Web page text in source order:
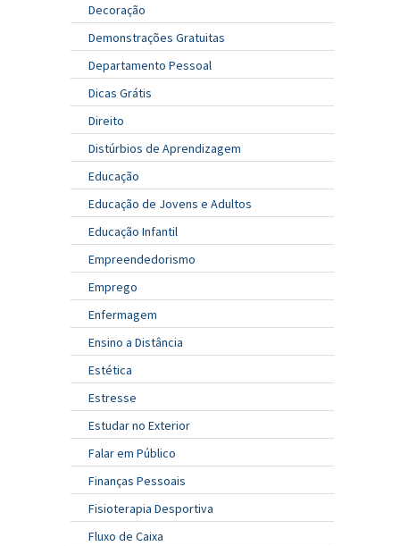
Decoração
Demonstrações Gratuitas
Departamento Pessoal
Dicas Grátis
Direito
Distúrbios de Aprendizagem
Educação
Educação de Jovens e Adultos
Educação Infantil
Empreendedorismo
Emprego
Enfermagem
Ensino a Distância
Estética
Estresse
Estudar no Exterior
Falar em Público
Finanças Pessoais
Fisioterapia Desportiva
Fluxo de Caixa